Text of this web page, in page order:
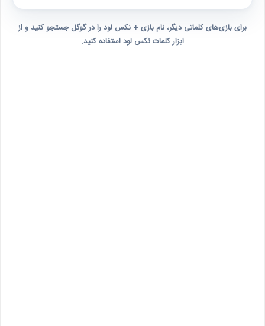
برای بازی‌های کلماتی دیگر، نام بازی + نکس لود را در گوگل جستجو کنید و از
ابزار کلمات نکس لود استفاده کنید.